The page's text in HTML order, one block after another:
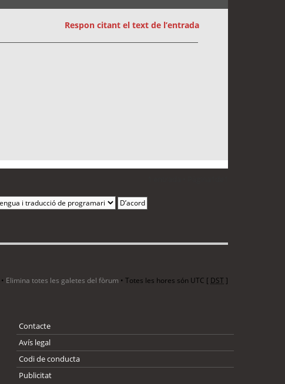
Respon citant el text de l’entrada
• Elimina totes les galetes del fòrum • Totes les hores són UTC [ DST]
Contacte
Avís legal
Codi de conducta
Publicitat